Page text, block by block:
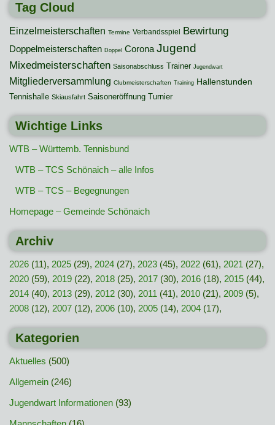
Tag Cloud
Einzelmeisterschaften Termine Verbandsspiel Bewirtung
Doppelmeisterschaften Doppel Corona Jugend
Mixedmeisterschaften Saisonabschluss Trainer Jugendwart
Mitgliederversammlung Clubmeisterschaften Training Hallenstunden
Tennishalle Skiausfahrt Saisoneröffnung Turnier
Wichtige Links
WTB – Württemb. Tennisbund
WTB – TCS Schönaich – alle Infos
WTB – TCS – Begegnungen
Homepage – Gemeinde Schönaich
Archiv
2026 (11), 2025 (29), 2024 (27), 2023 (45), 2022 (61), 2021 (27),
2020 (59), 2019 (22), 2018 (25), 2017 (30), 2016 (18), 2015 (44),
2014 (40), 2013 (29), 2012 (30), 2011 (41), 2010 (21), 2009 (5),
2008 (12), 2007 (12), 2006 (10), 2005 (14), 2004 (17),
Kategorien
Aktuelles (500)
Allgemein (246)
Jugendwart Informationen (93)